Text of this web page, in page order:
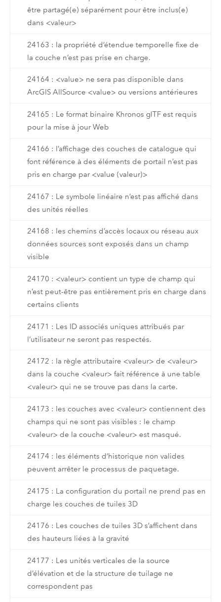
être partagé(e) séparément pour être inclus(e)
dans <valeur>
24163 : la propriété d’étendue temporelle fixe de
la couche n’est pas prise en charge.
24164 : <value> ne sera pas disponible dans
ArcGIS AllSource <value> ou versions antérieures
24165 : Le format binaire Khronos glTF est requis
pour la mise à jour Web
24166 : l’affichage des couches de catalogue qui
font référence à des éléments de portail n’est pas
pris en charge par <value (valeur)>
24167 : Le symbole linéaire n’est pas affiché dans
des unités réelles
24168 : les chemins d’accès locaux ou réseau aux
données sources sont exposés dans un champ
visible
24170 : <valeur> contient un type de champ qui
n’est peut-être pas entièrement pris en charge dans
certains clients
24171 : Les ID associés uniques attribués par
l’utilisateur ne seront pas respectés.
24172 : la règle attributaire <valeur> de <valeur>
dans la couche <valeur> fait référence à une table
<valeur> qui ne se trouve pas dans la carte.
24173 : les couches avec <valeur> contiennent des
champs qui ne sont pas visibles : le champ
<valeur> de la couche <valeur> est masqué.
24174 : les éléments d’historique non valides
peuvent arrêter le processus de paquetage.
24175 : La configuration du portail ne prend pas en
charge les couches de tuiles 3D
24176 : Les couches de tuiles 3D s’affichent dans
des hauteurs liées à la gravité
24177 : Les unités verticales de la source
d’élévation et de la structure de tuilage ne
correspondent pas